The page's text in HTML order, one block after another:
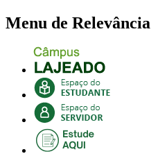
Menu de Relevância